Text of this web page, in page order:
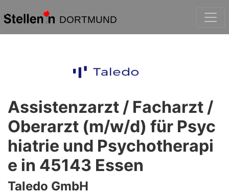
DORTMUND
Assistenzarzt / Facharzt /
Oberarzt (m/w/d) für Psyc
hiatrie und Psychotherapi
e in 45143 Essen
Taledo GmbH